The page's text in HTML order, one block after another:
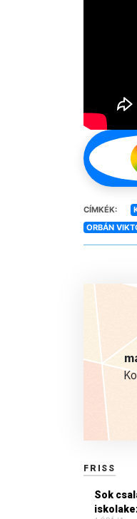
CÍMKÉK:
ORBÁN
FRISS
Sok